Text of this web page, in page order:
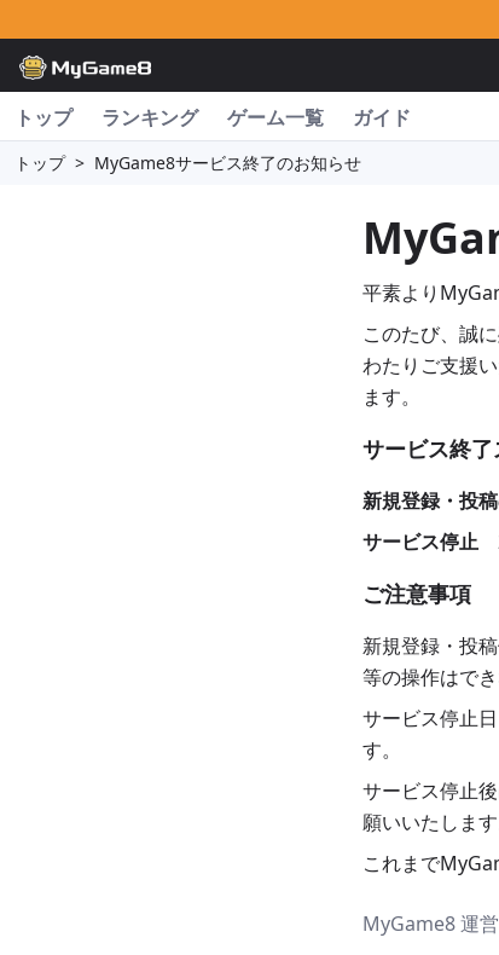
トップ ランキング ゲーム一覧 ガイド
トップ > MyGame8サービス終了のお知らせ
平素より
このたび、誠
わたりご支援
ます。
サービス終
新規登録・投
サービス停止
ご注意事項
新規登録・投
等の操作はでき
サービス停止
す。
サービス停止
願いいたします
これまで
MyGame8 運